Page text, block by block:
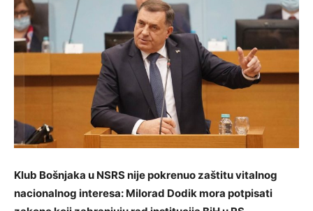
Klub Bošnjaka u NSRS nije pokrenuo zaštitu vitalnog
nacionalnog interesa: Milorad Dodik mora potpisati